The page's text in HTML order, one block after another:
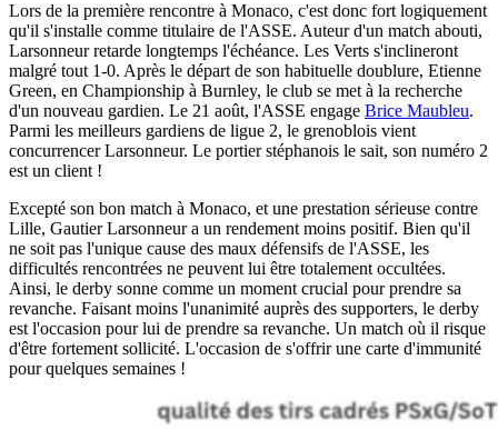
Lors de la première rencontre à Monaco, c'est donc fort logiquement
qu'il s'installe comme titulaire de l'ASSE. Auteur d'un match abouti,
Larsonneur retarde longtemps l'échéance. Les Verts s'inclineront
malgré tout 1-0. Après le départ de son habituelle doublure, Etienne
Green, en Championship à Burnley, le club se met à la recherche
d'un nouveau gardien. Le 21 août, l'ASSE engage Brice Maubleu.
Parmi les meilleurs gardiens de ligue 2, le grenoblois vient
concurrencer Larsonneur. Le portier stéphanois le sait, son numéro 2
est un client !
Excepté son bon match à Monaco, et une prestation sérieuse contre
Lille, Gautier Larsonneur a un rendement moins positif. Bien qu'il
ne soit pas l'unique cause des maux défensifs de l'ASSE, les
difficultés rencontrées ne peuvent lui être totalement occultées.
Ainsi, le derby sonne comme un moment crucial pour prendre sa
revanche. Faisant moins l'unanimité auprès des supporters, le derby
est l'occasion pour lui de prendre sa revanche. Un match où il risque
d'être fortement sollicité. L'occasion de s'offrir une carte d'immunité
pour quelques semaines !